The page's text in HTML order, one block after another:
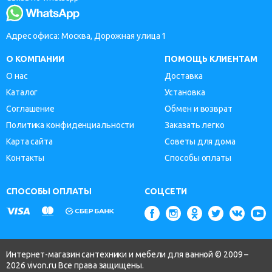
Адрес офиса: Москва, Дорожная улица 1
О КОМПАНИИ
О нас
Каталог
Соглашение
Политика конфиденциальности
Карта сайта
Контакты
ПОМОЩЬ КЛИЕНТАМ
Доставка
Установка
Обмен и возврат
Заказать легко
Советы для дома
Способы оплаты
СПОСОБЫ ОПЛАТЫ СОЦСЕТИ
Интернет-магазин сантехники и мебели для ванной © 2009 –
2026 vivon.ru Все права защищены.